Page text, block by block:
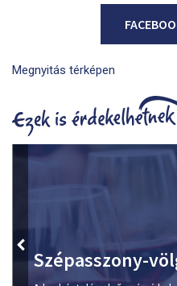
Megnyitás térképen
Szépasszony-